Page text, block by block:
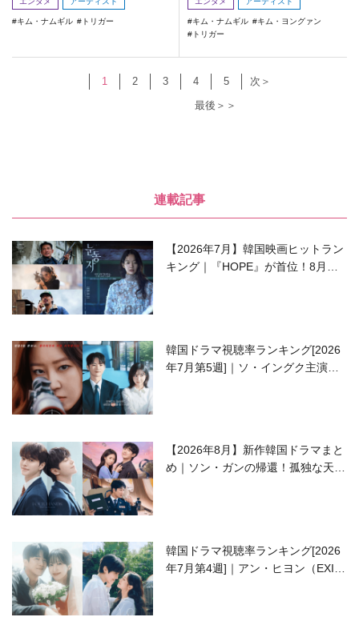
キム・ナムギル トリガー キム・ナムギル
キム・ヨングァン
トリガー
1 2 3 4 5
次＞
最後＞＞
連載記事
【2026年7月】韓国映画ヒットラン
キング｜『HOPE』が首位！8月公
韓国ドラマ視聴率ランキング[2026
年7月第5週]｜ソ・イングク主演の
【2026年8月】新作韓国ドラマまと
め｜ソン・ガンの帰還！孤独な天才
韓国ドラマ視聴率ランキング[2026
年7月第4週]｜アン・ヒヨン（EXID